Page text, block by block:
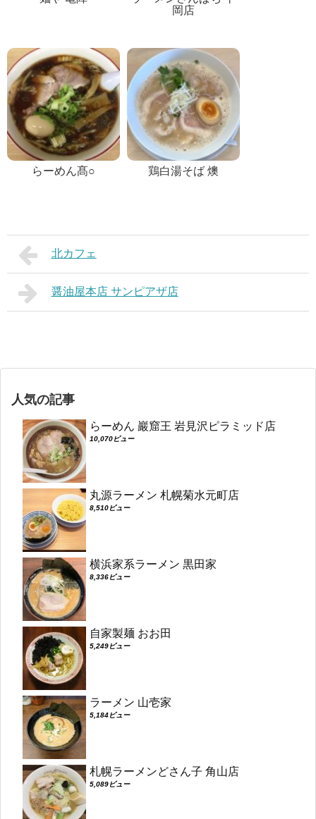
岡店
らーめん髙○ 鶏白湯そば 燠
北カフェ
醤油屋本店 サンピアザ店
人気の記事
らーめん 巖窟王 岩見沢ピラミッド店
10,070ビュー
丸源ラーメン 札幌菊水元町店
8,510ビュー
横浜家系ラーメン 黒田家
8,336ビュー
自家製麺 おお田
5,249ビュー
ラーメン 山壱家
5,184ビュー
札幌ラーメンどさん子 角山店
5,089ビュー